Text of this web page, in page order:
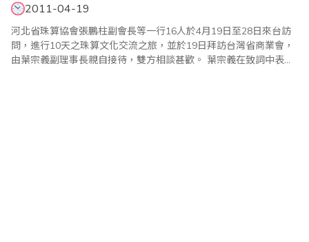
2011-04-19
河北省珠算協會張鵬柱副會長等一行16人於4月19日至28日來台訪
問，進行10天之珠算文化交流之旅，並於19日拜訪台灣省商業會，
由葉宗義副理事長親自接待，雙方相談甚歡。 葉宗義在致詞中表